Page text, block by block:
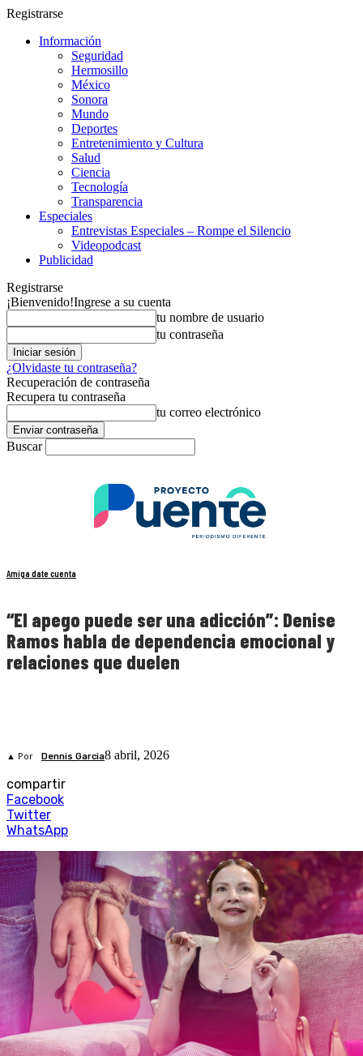
Registrarse
Información
Seguridad
Hermosillo
México
Sonora
Mundo
Deportes
Entretenimiento y Cultura
Salud
Ciencia
Tecnología
Transparencia
Especiales
Entrevistas Especiales – Rompe el Silencio
Videopodcast
Publicidad
Registrarse
¡Bienvenido!Ingrese a su cuenta
tu nombre de usuario
tu contraseña
¿Olvidaste tu contraseña?
Recuperación de contraseña
Recupera tu contraseña
tu correo electrónico
Buscar
Amiga date cuenta
“El apego puede ser una adicción”: Denise
Ramos habla de dependencia emocional y
relaciones que duelen
▲ Por Dennis Garcia8 abril, 2026
compartir
Facebook
Twitter
WhatsApp